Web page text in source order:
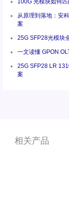
100G 光模块如何
从原理到落地：安
案
25G SFP28光模块
一文读懂 GPON
25G SFP28 LR
案
相关产品